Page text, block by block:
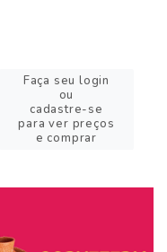
Faça seu login
ou
cadastre-se
para ver preços
e comprar